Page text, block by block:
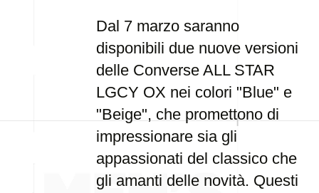
Dal 7 marzo saranno
disponibili due nuove versioni
delle Converse ALL STAR
LGCY OX nei colori "Blue" e
"Beige", che promettono di
impressionare sia gli
appassionati del classico che
gli amanti delle novità. Questi